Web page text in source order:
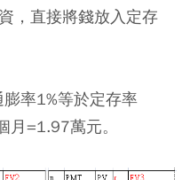
，直接將錢放入定存
率1%等於定存率
=1.97萬元。